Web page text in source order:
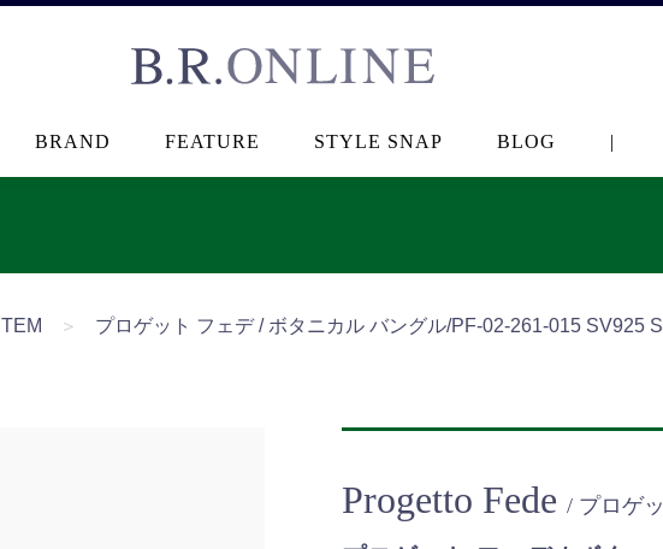
BRAND FEATURE STYLE SNAP BLOG |
ITEM ＞ プロゲット フェデ / ボタニカル バングル/PF-02-261-015 SV925
Progetto Fede/ プロゲ